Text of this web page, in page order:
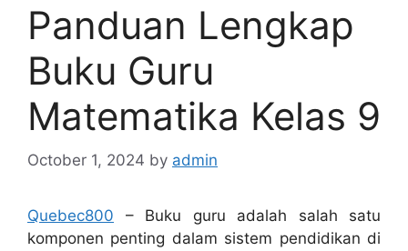
Panduan Lengkap
Buku Guru
Matematika Kelas 9
October 1, 2024 by admin
Quebec800 – Buku guru adalah salah satu
komponen penting dalam sistem pendidikan di